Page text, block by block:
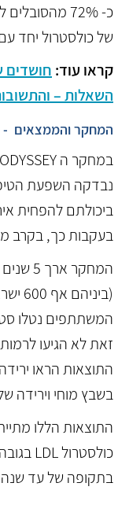
כ- 72%
של כולסטרול יחד
קראו עוד: חושדים
השאלות –
המחקר והממצאים -
ביכולתם להפחית
בעקבות כך, בקרב
המשתתפים נטלו
זאת לא הגיעו
בשבץ מוחי וירידה של 39% באירועים של תעוקת
התוצאות הללו
בתקופה של עד